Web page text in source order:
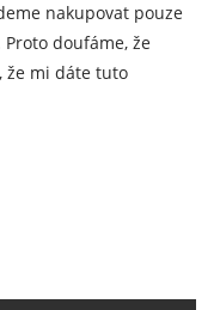
nakupovat pouze
doufáme, že
že mi dáte tuto